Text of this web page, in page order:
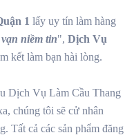
1 lấy uy tín làm hàng
niềm tin", Dịch Vụ
kết làm bạn hài lòng.
Dịch Vụ Làm Cầu Thang
chúng tôi sẽ cử nhân
Tất cả các sản phẩm đăng